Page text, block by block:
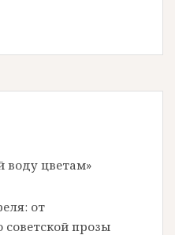
воду цветам»
от
советской прозы